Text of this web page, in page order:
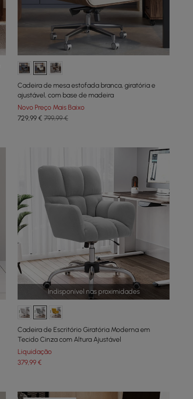
Cadeira de mesa estofada branca, giratória e
ajustável, com base de madeira
Novo Preço Mais Baixo
729,99€ 799,99 €
Indisponível nas proximidades
Cadeira de Escritório Giratória Moderna em
Tecido Cinza com Altura Ajustável
Liquidação
379,99€